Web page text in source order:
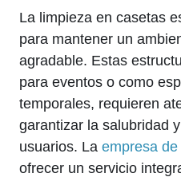
La limpieza en casetas
para mantener un
agradable. Estas
para eventos o como
temporales, requieren
garantizar la salubridad
usuarios. La empresa
ofrecer un servicio